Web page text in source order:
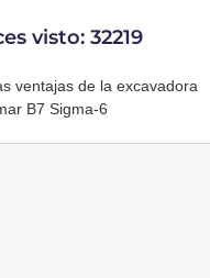
visto: 32219